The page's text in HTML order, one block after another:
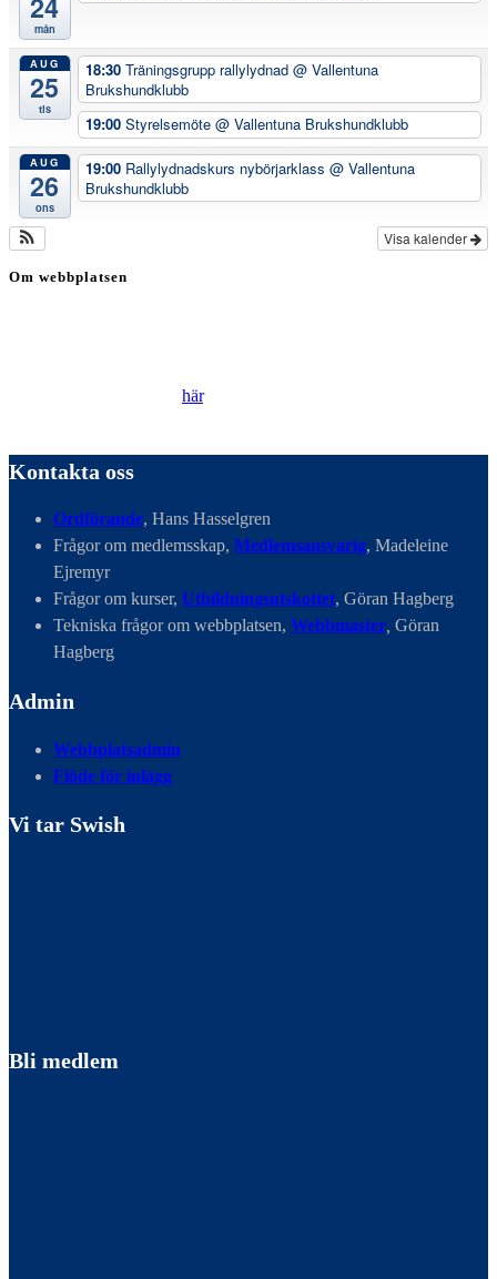
24
mån
AUG
25
tis
18:30 Träningsgrupp rallylydnad @ Vallentuna
Brukshundklubb
19:00 Styrelsemöte @ Vallentuna Brukshundklubb
AUG
26
ons
19:00 Rallylydnadskurs nybörjarklass @ Vallentuna
Brukshundklubb
Visa kalender
Om webbplatsen
här.
Kontakta oss
Ordförande, Hans Hasselgren
Frågor om medlemsskap, Medlemsansvarig, Madeleine
Ejremyr
Frågor om kurser, Utbildningsutskottet, Göran Hagberg
Tekniska frågor om webbplatsen, Webbmaster, Göran
Hagberg
Admin
Webbplatsadmin
Flöde för inlägg
Vi tar Swish
Bli medlem